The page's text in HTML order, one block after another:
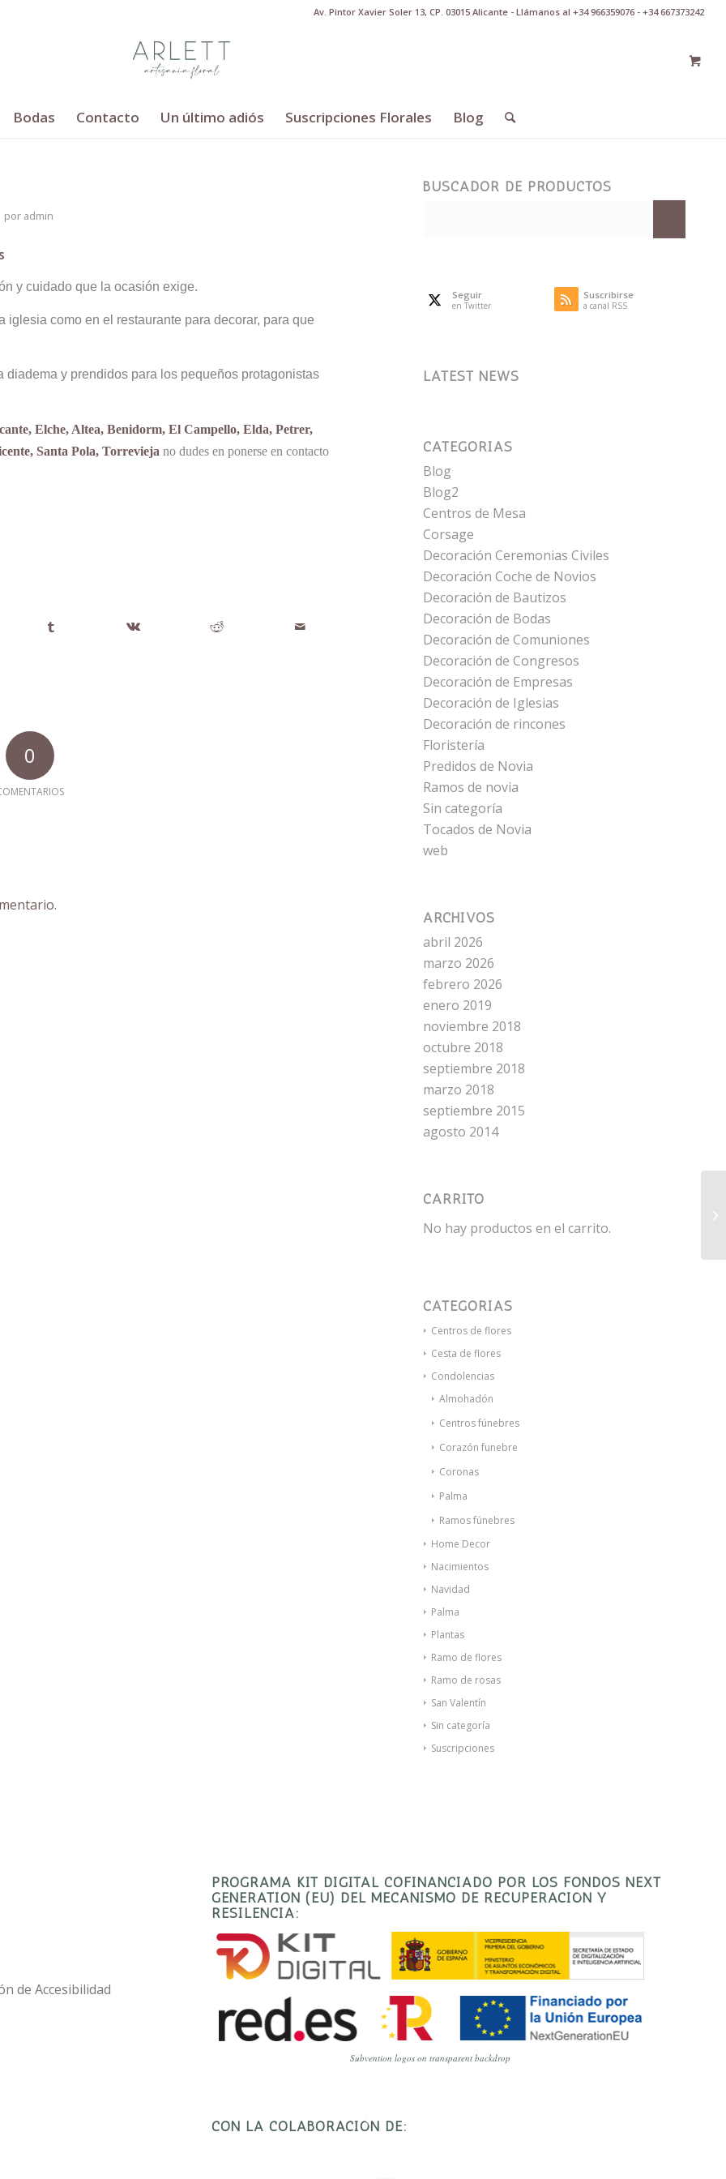
Av. Pintor Xavier Soler 13, CP. 03015 Alicante - Llámanos al +34 966359076 - +34 667373242
Bodas Contacto Un último adiós Suscripciones Florales Blog
por admin
y cuidado que la ocasión exige.
como en el restaurante para decorar, para que
diadema y prendidos para los pequeños protagonistas
Elche, Altea, Benidorm, El Campello, Elda, Petrer,
Santa Pola, Torrevieja no dudes en ponerse en contacto
0
BUSCADOR DE PRODUCTOS
Seguir
en Twitter
Suscribirse
a canal RSS
LATEST NEWS
CATEGORÍAS
Blog
Blog2
Centros de Mesa
Corsage
Decoración Ceremonias Civiles
Decoración Coche de Novios
Decoración de Bautizos
Decoración de Bodas
Decoración de Comuniones
Decoración de Congresos
Decoración de Empresas
Decoración de Iglesias
Decoración de rincones
Floristería
Predidos de Novia
Ramos de novia
Sin categoría
Tocados de Novia
web
ARCHIVOS
abril 2026
marzo 2026
febrero 2026
enero 2019
noviembre 2018
octubre 2018
septiembre 2018
marzo 2018
septiembre 2015
agosto 2014
CARRITO
No hay productos en el carrito.
CATEGORÍAS
Centros de flores
Cesta de flores
Condolencias
Almohadón
Centros fúnebres
Corazón funebre
Coronas
Palma
Ramos fúnebres
Home Decor
Nacimientos
Navidad
Palma
Plantas
Ramo de flores
Ramo de rosas
San Valentín
Sin categoría
Suscripciones
de Accesibilidad
PROGRAMA KIT DIGITAL COFINANCIADO POR LOS FONDOS NEXT
GENERATION (EU) DEL MECANISMO DE RECUPERACIÓN Y
RESILENCIA:
Subvention logos on transparent backdrop
CON LA COLABORACIÓN DE: